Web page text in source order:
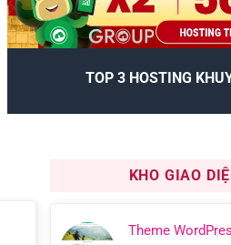
TOP 3 HOSTING
KHO GIAO
Theme